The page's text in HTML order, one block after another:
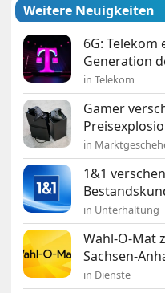
Weitere Neuigkeiten
6G:
Generation
in Telekom
Gamer
in
1&1
in Unterhaltung
Wahl-O-Mat
Sachsen-
in Dienste